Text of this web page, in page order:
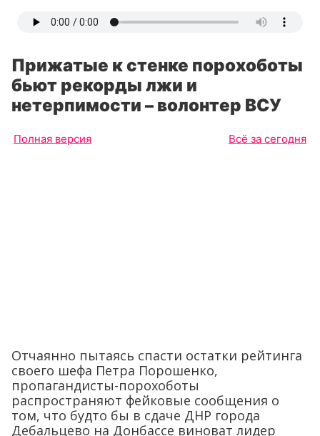
Прижатые к стенке порохоботы
бьют рекорды лжи и
нетерпимости – волонтер ВСУ
Полная версия Всё за сегодня
Отчаянно пытаясь спасти остатки рейтинга
своего шефа Петра Порошенко,
пропагандисты-порохоботы
распространяют фейковые сообщения о
том, что будто бы в сдаче ДНР города
Дебальцево на Донбассе виноват лидер